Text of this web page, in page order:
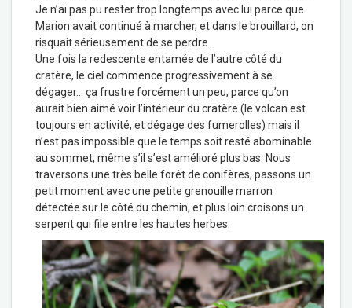
Je n’ai pas pu rester trop longtemps avec lui parce que
Marion avait continué à marcher, et dans le brouillard, on
risquait sérieusement de se perdre.
Une fois la redescente entamée de l’autre côté du
cratère, le ciel commence progressivement à se
dégager… ça frustre forcément un peu, parce qu’on
aurait bien aimé voir l’intérieur du cratère (le volcan est
toujours en activité, et dégage des fumerolles) mais il
n’est pas impossible que le temps soit resté abominable
au sommet, même s’il s’est amélioré plus bas. Nous
traversons une très belle forêt de conifères, passons un
petit moment avec une petite grenouille marron
détectée sur le côté du chemin, et plus loin croisons un
serpent qui file entre les hautes herbes.